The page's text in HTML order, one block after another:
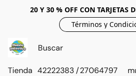
20 Y 30 % OFF CON TARJETAS
Términos y
Tienda 42222383 / 27064797